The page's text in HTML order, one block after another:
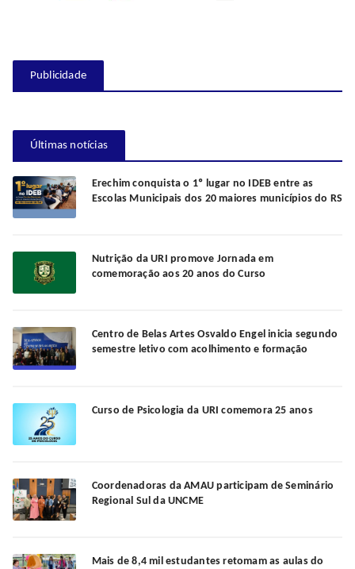
Publicidade
Últimas notícias
Erechim conquista o 1º lugar no IDEB entre as
Escolas Municipais dos 20 maiores municípios do RS
Nutrição da URI promove Jornada em
comemoração aos 20 anos do Curso
Centro de Belas Artes Osvaldo Engel inicia segundo
semestre letivo com acolhimento e formação
Curso de Psicologia da URI comemora 25 anos
Coordenadoras da AMAU participam de Seminário
Regional Sul da UNCME
Mais de 8,4 mil estudantes retomam as aulas do